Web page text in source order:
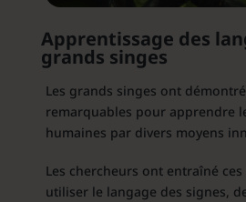
Apprentissage des
grands singes
Les grands singes ont
remarquables pour apprendre
humaines par divers moyens
Les chercheurs ont entraîné
utiliser le langage des signes,